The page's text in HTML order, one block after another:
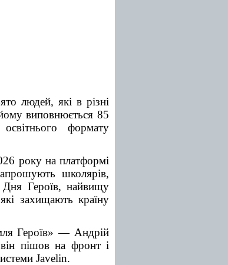
людей, які в різні
виповнюється 85
формату
року на платформі
школярів,
Дня Героїв, найвищу
захищають країну
Героїв» — Андрій
пішов на фронт і
Javelin.